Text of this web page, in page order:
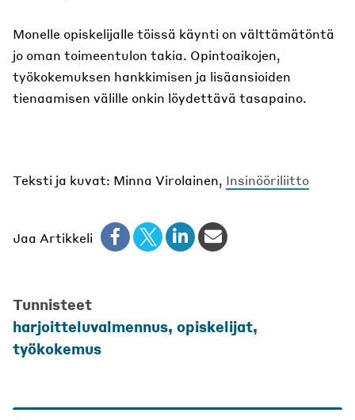
Monelle opiskelijalle töissä käynti on välttämätöntä
jo oman toimeentulon takia. Opintoaikojen,
työkokemuksen hankkimisen ja lisäansioiden
tienaamisen välille onkin löydettävä tasapaino.
Teksti ja kuvat: Minna Virolainen, Insinööriliitto
Jaa Artikkeli
Tunnisteet
harjoitteluvalmennus, opiskelijat,
työkokemus